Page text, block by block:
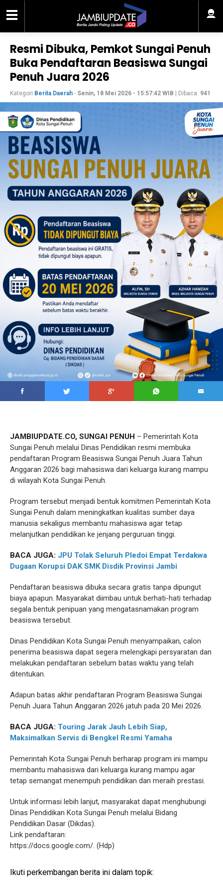
Resmi Dibuka, Pemkot Sungai Penuh
Buka Pendaftaran Beasiswa Sungai
Penuh Juara 2026
Kategori Berita Daerah - Senin, 18 Mei 2026 - 15:57:42 WIB | Dibaca: 941
JAMBIUPDATE.CO, SUNGAI PENUH – Pemerintah Kota
Sungai Penuh melalui Dinas Pendidikan resmi membuka
pendaftaran Program Beasiswa Sungai Penuh Juara Tahun
Anggaran 2026 bagi mahasiswa dari keluarga kurang mampu
di wilayah Kota Sungai Penuh.
Program tersebut menjadi bentuk komitmen Pemerintah Kota
Sungai Penuh dalam meningkatkan kualitas sumber daya
manusia sekaligus membantu mahasiswa agar tetap
melanjutkan pendidikan ke jenjang perguruan tinggi.
BACA JUGA: JPU Tolak Seluruh Pledoi Empat Terdakwa
Dugaan Korupsi DAK SMK Disdik Provinsi Jambi
Pendaftaran beasiswa dibuka secara gratis tanpa dipungut
biaya apapun. Masyarakat diimbau untuk berhati-hati terhadap
segala bentuk penipuan yang mengatasnamakan program
beasiswa tersebut.
Dinas Pendidikan Kota Sungai Penuh menyampaikan, calon
penerima beasiswa dapat segera melengkapi persyaratan dan
melakukan pendaftaran sebelum batas waktu yang telah
ditentukan.
Adapun batas akhir pendaftaran Program Beasiswa Sungai
Penuh Juara Tahun Anggaran 2026 jatuh pada 20 Mei 2026.
BACA JUGA: Touring Jarak Jauh Lebih Siap,
Maksimalkan Servis di Bengkel Resmi Yamaha
Pemerintah Kota Sungai Penuh berharap program ini mampu
membantu mahasiswa dari keluarga kurang mampu agar
tetap semangat menempuh pendidikan dan meraih prestasi.
Untuk informasi lebih lanjut, masyarakat dapat menghubungi
Dinas Pendidikan Kota Sungai Penuh melalui Bidang
Pendidikan Dasar (Dikdas).
Link pendaftaran:
https://docs.google.com/. (Hdp)
Ikuti perkembangan berita ini dalam topik: